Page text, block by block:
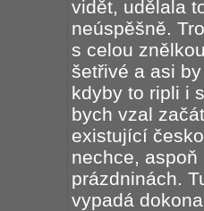
vidět, udělala
neúspěšně.
s celou
šetřivé a asi
kdyby to ripli i
bych vzal
existující
nechce,
prázdninách.
vypadá